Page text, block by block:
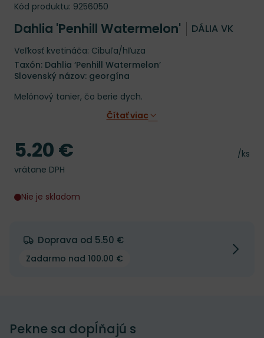
Kód produktu: 9256050
Dahlia 'Penhill Watermelon' DÁLIA VK
Veľkosť kvetináča: Cibuľa/hľuza
Taxón: Dahlia ‘Penhill Watermelon’
Slovenský názov: georgína
Melónový tanier, čo berie dych.
Čítať viac
Cena
/ks
Cena
5.20 €
vrátane DPH
Nie je skladom
Doprava od 5.50 €
Zadarmo nad 100.00 €
Pekne sa dopĺňajú s